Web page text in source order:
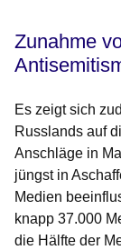
Zunahme
Es zeigt sich
Russlands auf
Anschläge in
jüngst in
Medien
knapp 37.000
die Hälfte der